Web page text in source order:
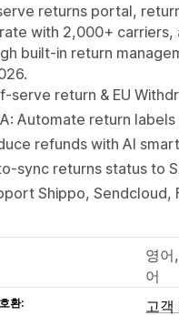
returns portal,
with 2,000+
built-in return
serve return & EU
Automate return
refunds with AI
sync returns status to
Shippo, Sendcloud,
영어
어
환: 고객